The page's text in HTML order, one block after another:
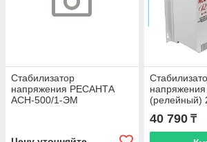
Стабилизатор
напряжения РЕСАНТА
АСН-500/1-ЭМ
(релейный)
Ресанта
настенный
40 790₸